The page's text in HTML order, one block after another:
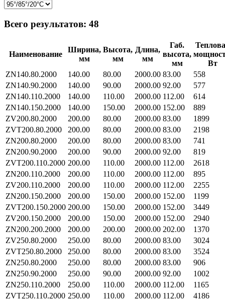
Всего результатов: 48
Наименование
Ширина,
мм
Высота,
мм
Длина,
мм
Габ.
высота,
мм
Вт
ZN140.80.2000
140.00 80.00 2000.00 83.00
558
ZN140.90.2000
140.00 90.00 2000.00 92.00
577
ZN140.110.2000
140.00 110.00 2000.00 112.00
614
ZN140.150.2000
140.00 150.00 2000.00 152.00
889
ZV200.80.2000
200.00 80.00 2000.00 83.00
1899
ZVT200.80.2000
200.00 80.00 2000.00 83.00
2198
ZN200.80.2000
200.00 80.00 2000.00 83.00
741
ZN200.90.2000
200.00 90.00 2000.00 92.00
819
ZVT200.110.2000 200.00 110.00 2000.00 112.00
2618
ZN200.110.2000
200.00 110.00 2000.00 112.00
895
ZV200.110.2000
200.00 110.00 2000.00 112.00
2255
ZN200.150.2000
200.00 150.00 2000.00 152.00
1199
ZVT200.150.2000 200.00 150.00 2000.00 152.00
3449
ZV200.150.2000
200.00 150.00 2000.00 152.00
2940
ZN200.200.2000
200.00 200.00 2000.00 202.00
1370
ZV250.80.2000
250.00 80.00 2000.00 83.00
3024
ZVT250.80.2000
250.00 80.00 2000.00 83.00
3524
ZN250.80.2000
250.00 80.00 2000.00 83.00
906
ZN250.90.2000
250.00 90.00 2000.00 92.00
1002
ZN250.110.2000
250.00 110.00 2000.00 112.00
1165
ZVT250.110.2000 250.00 110.00 2000.00 112.00
4186